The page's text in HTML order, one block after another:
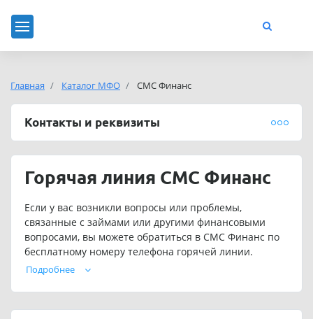
Главная Каталог МФО СМС Финанс
Контакты и реквизиты
Горячая линия СМС Финанс
Если у вас возникли вопросы или проблемы,
связанные с займами или другими финансовыми
вопросами, вы можете обратиться в СМС Финанс по
бесплатному номеру телефона горячей линии.
Операторы смогут помочь вам с задолженностью,
вопросами.
Подробнее